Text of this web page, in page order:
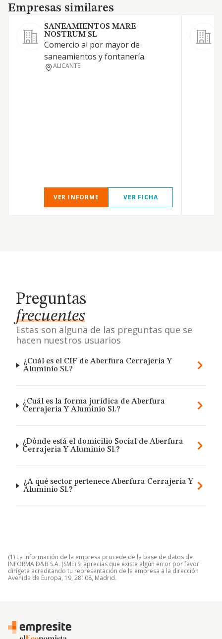
Empresas similares
Empresas similares
SANEAMIENTOS MARE
NOSTRUM SL
Comercio al por mayor de
saneamientos y fontanería.
ALICANTE
VER INFORME VER FICHA
Preguntas
frecuentes
Estas son alguna de las preguntas que se
hacen nuestros usuarios
¿Cuál es el CIF de Aberfura Cerrajeria Y
Aluminio Sl.?
¿Cuál es la forma jurídica de Aberfura
Cerrajeria Y Aluminio Sl.?
¿Dónde está el domicilio Social de Aberfura
Cerrajeria Y Aluminio Sl.?
¿A qué sector pertenece Aberfura Cerrajeria Y
Aluminio Sl.?
(1) La información de la empresa procede de la base de datos de
INFORMA D&B S.A. (SME) Si aprecias que existe algún error por favor
dirígete acreditando tu representación de la empresa a la dirección
Avenida de Europa, 19, 28108, Madrid.